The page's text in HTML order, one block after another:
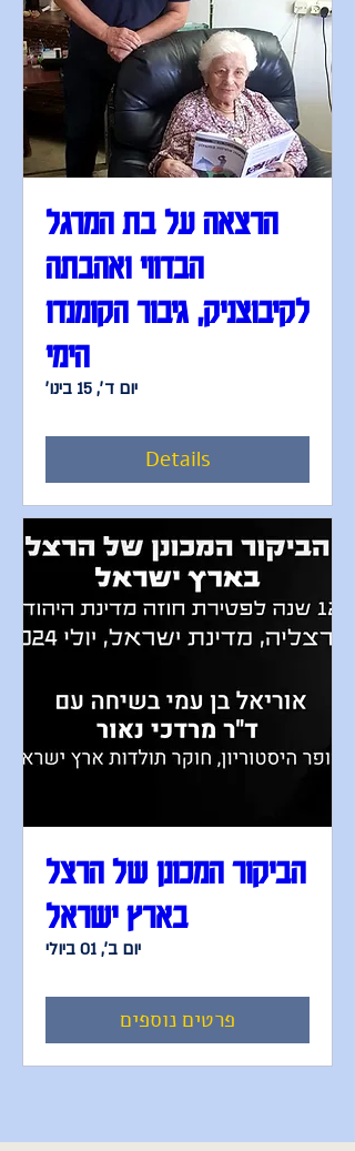
הרצאה על בת המרגל
הבדווי ואהבתה
לקיבוצניק, גיבור הקומנדו
הימי
יום ד׳, 15 בינו׳
Details
הביקור המכונן של הרצל
בארץ ישראל
יום ב׳, 01 ביולי
פרטים נוספים